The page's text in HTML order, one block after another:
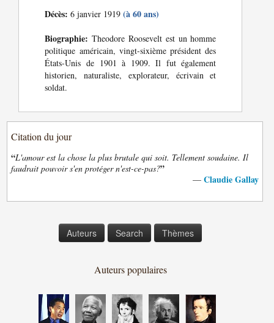
Décès: 6 janvier 1919(à 60 ans)
Biographie: Theodore Roosevelt est un homme
politique américain, vingt-sixième président des
États-Unis de 1901 à 1909. Il fut également
historien, naturaliste, explorateur, écrivain et
soldat.
Citation du jour
“L'amour est la chose la plus brutale qui soit. Tellement soudaine. Il
faudrait pouvoir s'en protéger n'est-ce-pas?”
— Claudie Gallay
Auteurs Search Thèmes
Auteurs populaires